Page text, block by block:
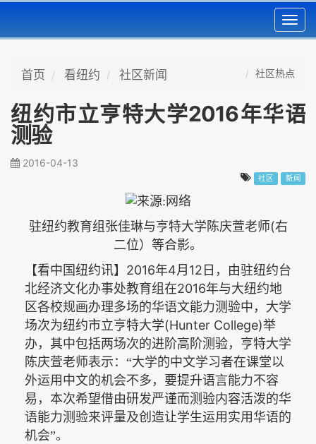
首页 看纽约 社区新闻 社区热点
纽约市立亨特大学2016年华语
测验
2016-04-13
社区 新闻
驻纽约教育组张佳琳与亨特大学陈庆萱老师(右
二位）等合影。
【看中国纽约讯】 2016年4月 12 日，由驻纽约台
北经济文化办事处教育组在2016年与大纽约地
区各校规画办理多场的华语文能力测验中，大学
场次为纽约市立亨特大学(Hunter College)举
办，其中包括两场次的进阶高阶测验，亨特大学
陈庆萱老师表示：“大学的中文学习者在课堂以
外运用中文的机会不多，要提升语言能力不容
易，本次希望借由研发严谨而测验内容活泼的华
语能力测验来评量及创造让学生运用实用华语的
机会”。